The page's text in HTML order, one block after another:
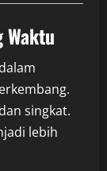
Waktu
singkat.
lebih